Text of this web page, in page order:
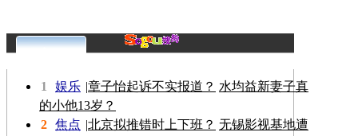
1 娱乐 |章子怡起诉不实报道？ 水均益新妻子真
的小他13岁？
2 焦点 |北京拟推错时上下班？ 无锡影视基地遭